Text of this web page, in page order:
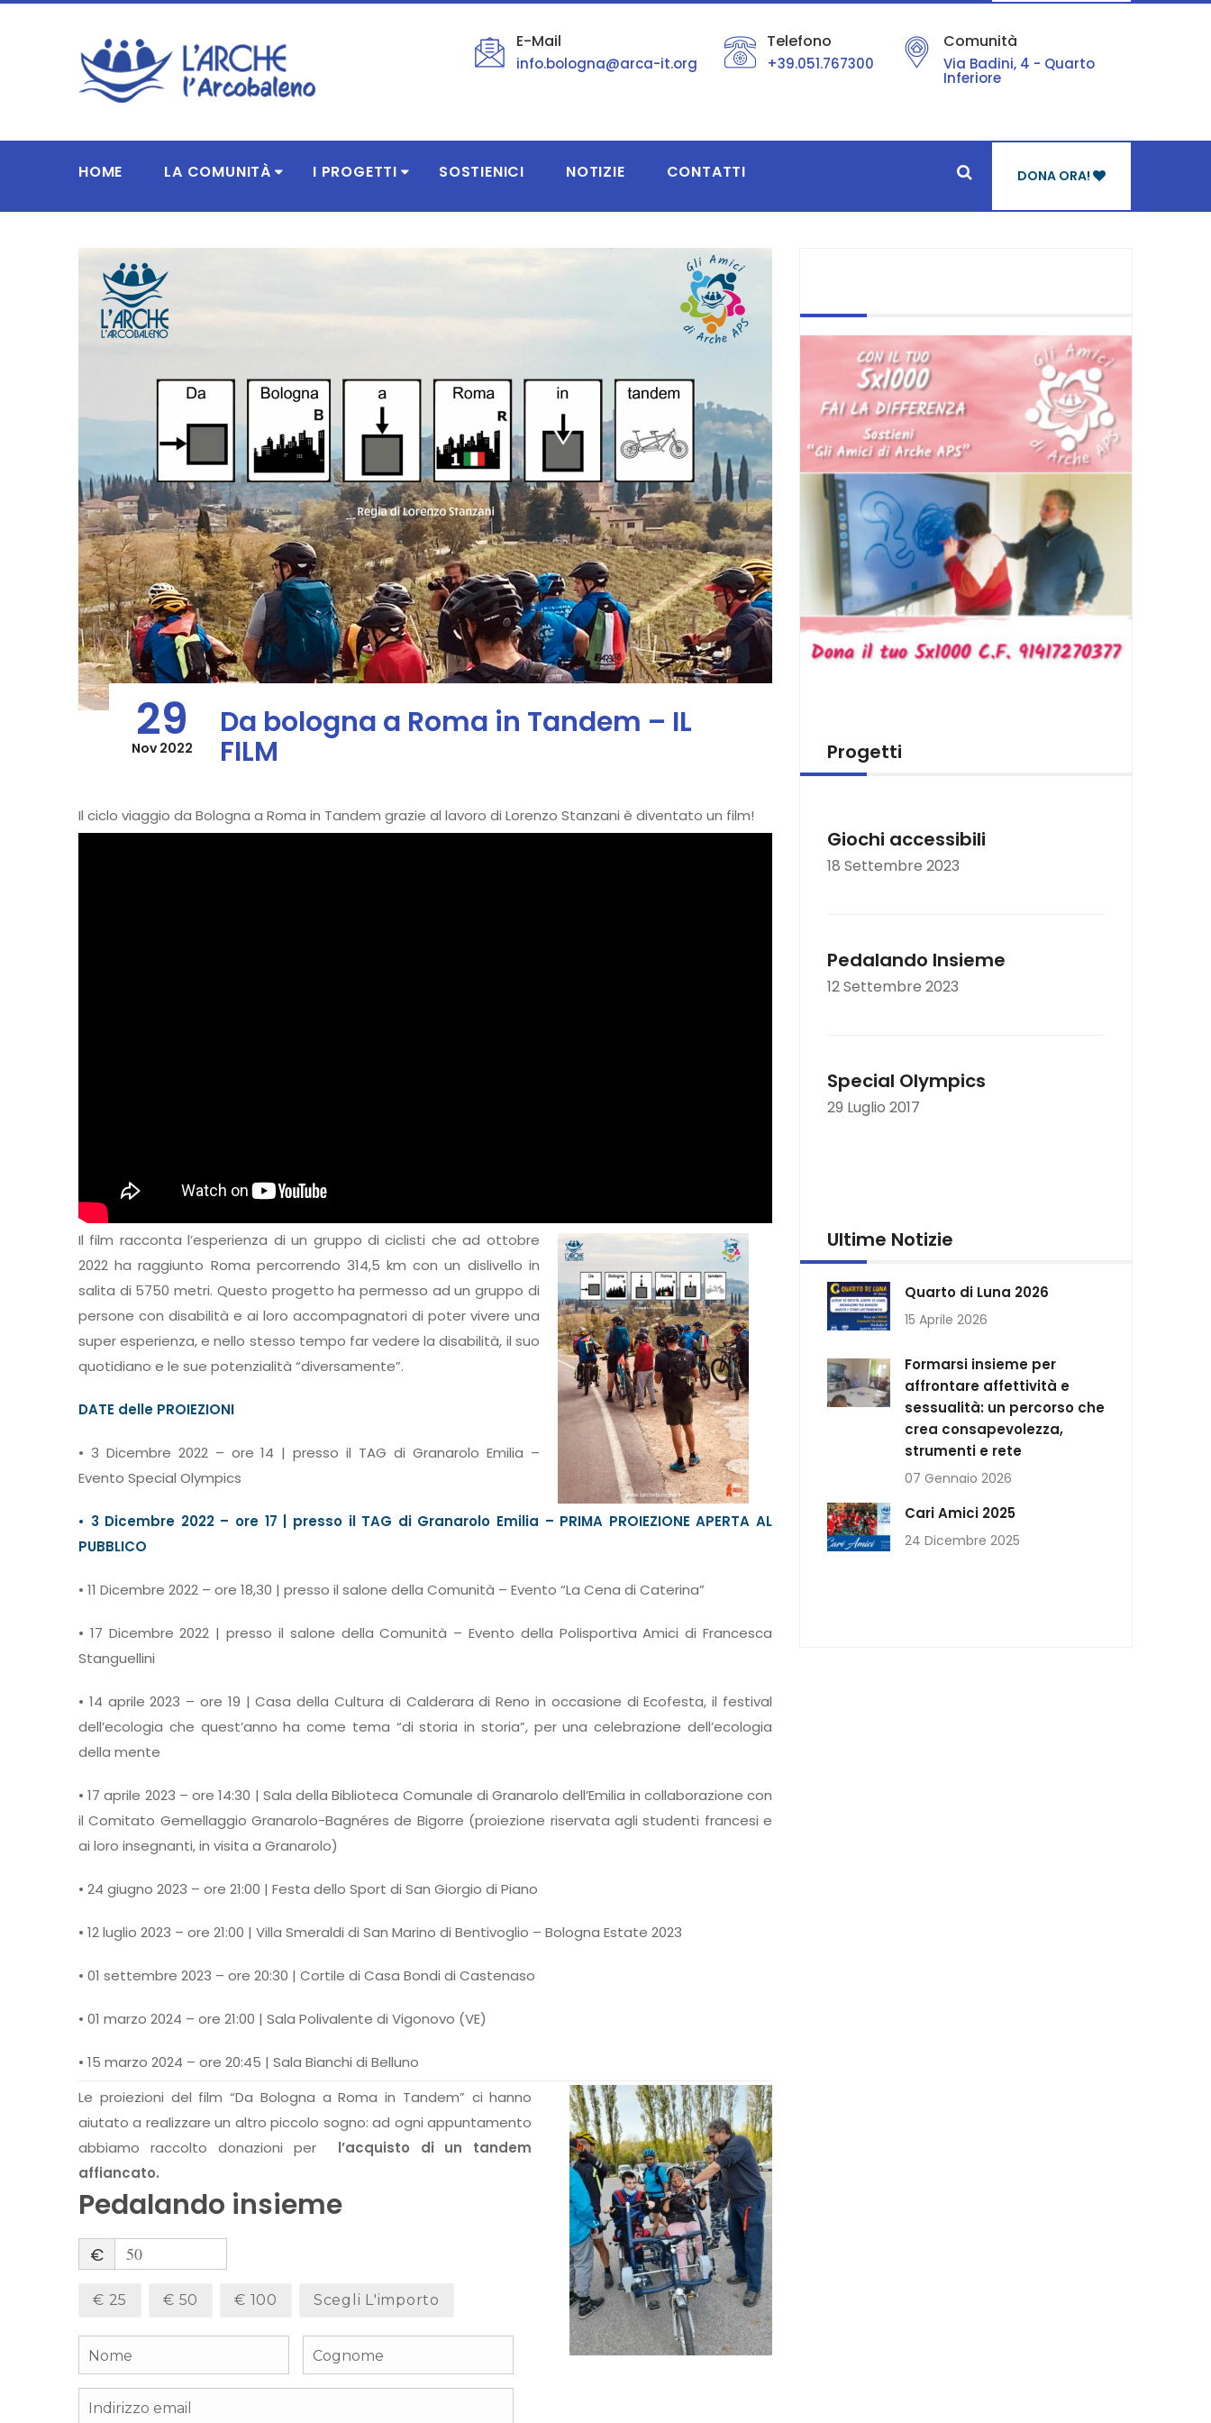
E-Mail
info.bologna@arca-it.org
Telefono
+39.051.767300
Comunità
Via Badini, 4 - Quarto
Inferiore
HOME LA COMUNITÀ I PROGETTI SOSTIENICI NOTIZIE CONTATTI DONA ORA!
29
Nov 2022
Da bologna a Roma in Tandem – IL
FILM
Il ciclo viaggio da Bologna a Roma in Tandem grazie al lavoro di Lorenzo Stanzani è diventato un film!
Il film racconta l’esperienza di un gruppo di ciclisti che ad ottobre
2022 ha raggiunto Roma percorrendo 314,5 km con un dislivello in
salita di 5750 metri. Questo progetto ha permesso ad un gruppo di
persone con disabilità e ai loro accompagnatori di poter vivere una
super esperienza, e nello stesso tempo far vedere la disabilità, il suo
quotidiano e le sue potenzialità “diversamente”.
DATE delle PROIEZIONI
• 3 Dicembre 2022 – ore 14 | presso il TAG di Granarolo Emilia –
Evento Special Olympics
• 3 Dicembre 2022 – ore 17 | presso il TAG di Granarolo Emilia – PRIMA PROIEZIONE APERTA AL
PUBBLICO
• 11 Dicembre 2022 – ore 18,30 | presso il salone della Comunità – Evento “La Cena di Caterina”
• 17 Dicembre 2022 | presso il salone della Comunità – Evento della Polisportiva Amici di Francesca
Stanguellini
• 14 aprile 2023 – ore 19 | Casa della Cultura di Calderara di Reno in occasione di Ecofesta, il festival
dell’ecologia che quest’anno ha come tema “di storia in storia”, per una celebrazione dell’ecologia
della mente
• 17 aprile 2023 – ore 14:30 | Sala della Biblioteca Comunale di Granarolo dell’Emilia in collaborazione con
il Comitato Gemellaggio Granarolo-Bagnéres de Bigorre (proiezione riservata agli studenti francesi e
ai loro insegnanti, in visita a Granarolo)
• 24 giugno 2023 – ore 21:00 | Festa dello Sport di San Giorgio di Piano
• 12 luglio 2023 – ore 21:00 | Villa Smeraldi di San Marino di Bentivoglio – Bologna Estate 2023
• 01 settembre 2023 – ore 20:30 | Cortile di Casa Bondi di Castenaso
• 01 marzo 2024 – ore 21:00 | Sala Polivalente di Vigonovo (VE)
• 15 marzo 2024 – ore 20:45 | Sala Bianchi di Belluno
Le proiezioni del film “Da Bologna a Roma in Tandem” ci hanno
aiutato a realizzare un altro piccolo sogno: ad ogni appuntamento
abbiamo raccolto donazioni per l’acquisto di un tandem
affiancato.
Pedalando insieme
€
€ 25 € 50 € 100 Scegli L'importo
Progetti
Giochi accessibili
18 Settembre 2023
Pedalando Insieme
12 Settembre 2023
Special Olympics
29 Luglio 2017
Ultime Notizie
Quarto di Luna 2026
15 Aprile 2026
Formarsi insieme per
affrontare affettività e
sessualità: un percorso che
crea consapevolezza,
strumenti e rete
07 Gennaio 2026
Cari Amici 2025
24 Dicembre 2025